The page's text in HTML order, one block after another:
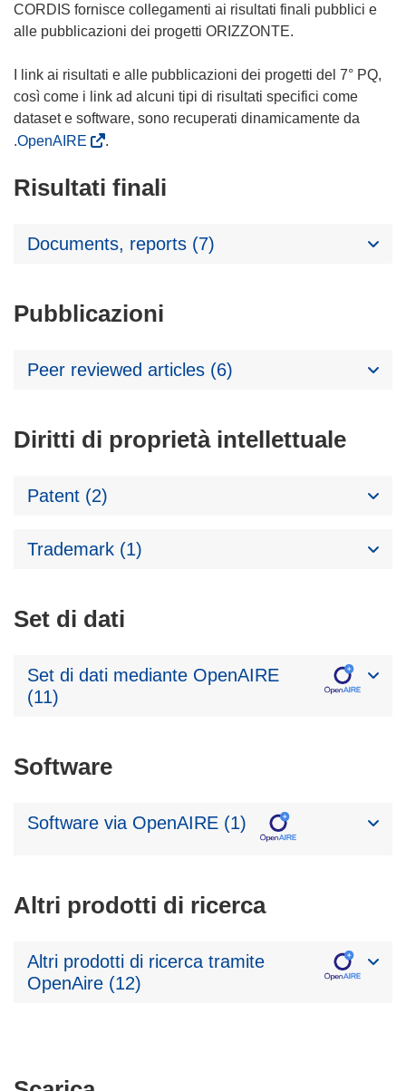
CORDIS fornisce collegamenti ai risultati finali pubblici e
alle pubblicazioni dei progetti ORIZZONTE.
I link ai risultati e alle pubblicazioni dei progetti del 7° PQ,
così come i link ad alcuni tipi di risultati specifici come
dataset e software, sono recuperati dinamicamente da
.OpenAIRE
.
Risultati finali
Documents, reports (7)
Pubblicazioni
Peer reviewed articles (6)
Diritti di proprietà intellettuale
Patent (2)
Trademark (1)
Set di dati
Set di dati mediante OpenAIRE
(11)
Software
Software via OpenAIRE (1)
Altri prodotti di ricerca
Altri prodotti di ricerca tramite
OpenAire (12)